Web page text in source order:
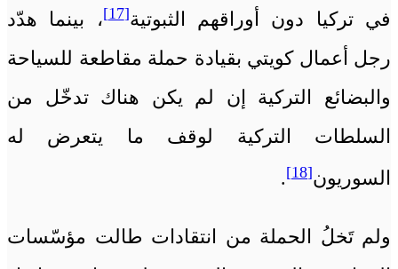
في تركيا دون أوراقهم الثبوتية[17]
، بينما هدّد
رجل أعمال كويتي بقيادة حملة مقاطعة للسياحة
والبضائع التركية إن لم يكن هناك تدخّل من
السلطات التركية لوقف ما يتعرض له
السوريون[18]
.
ولم تَخلُ الحملة من انتقادات طالت مؤسّسات